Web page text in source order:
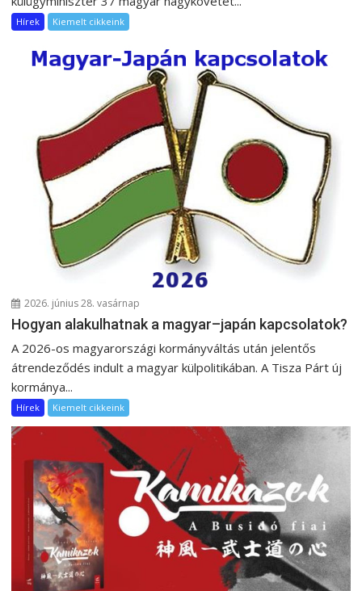
Hírek Kiemelt cikkeink
2026. június 28. vasárnap
Hogyan alakulhatnak a magyar–japán kapcsolatok?
A 2026-os magyarországi kormányváltás után jelentős
átrendeződés indult a magyar külpolitikában. A Tisza Párt új
kormánya...
Hírek Kiemelt cikkeink